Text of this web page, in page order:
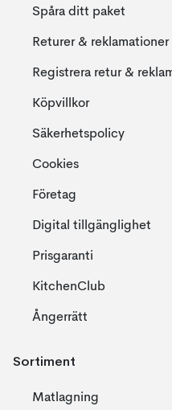
Spåra ditt paket
Returer & reklamationer
Registrera retur &
Köpvillkor
Säkerhetspolicy
Cookies
Företag
Digital tillgänglighet
Prisgaranti
KitchenClub
Ångerrätt
Sortiment
Matlagning